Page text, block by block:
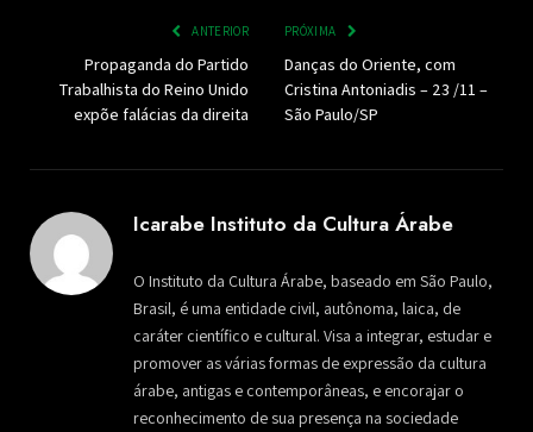
ANTERIOR
Propaganda do Partido
Trabalhista do Reino Unido
expõe falácias da direita
PRÓXIMA
Danças do Oriente, com
Cristina Antoniadis – 23 /11 –
São Paulo/SP
Icarabe Instituto da Cultura Árabe
O Instituto da Cultura Árabe, baseado em São Paulo,
Brasil, é uma entidade civil, autônoma, laica, de
caráter científico e cultural. Visa a integrar, estudar e
promover as várias formas de expressão da cultura
árabe, antigas e contemporâneas, e encorajar o
reconhecimento de sua presença na sociedade